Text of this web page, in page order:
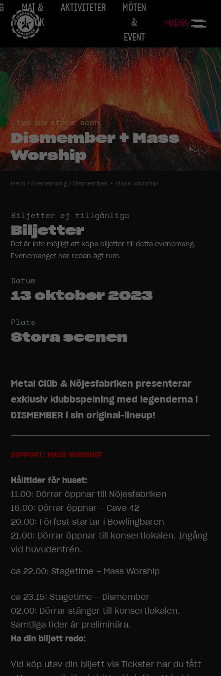
MAT &
DRYCK
AKTIVITETER
MÖTEN
&
EVENT
MENY
Meny
Live på stora scen
Dismember + Mass
Worship
Hem / Evenemang / Dismember + Mass Worship
Biljetter ej tillgänliga
Biljetter
Det är inte möjligt att köpa biljetter till detta evenemang.
Evenemanget har redan ägt rum.
Datum
13 oktober 2023
Plats
Stora scenen
Metal Clüb & Nöjesfabriken presenterar
exklusiv klubbspelning med legenderna i
DISMEMBER i sin original-lineup!
SUPPORT: MASS WORSHIP
Hålltider för huset:
11.00: Dörrar öppnar till Nöjesfabriken
16.00: Dörrar öppnar – Cava 42
20.00: Förfest startar i Bowlingbaren
21.00: Dörrar öppnar till konsertlokalen. Ingång
vid huvudentrén.
ca 22.00: Stagetime – Mass Worship
ca 23.15: Stagetime – Dismember
02.00: Dörrar stänger till konsertlokalen.
Samtliga tider är preliminära.
Ha din biljett redo:
Vid köp utav din biljett via Tickster har du fått